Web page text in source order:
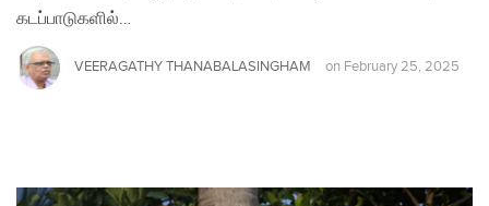
கடப்பாடுகளில்…
VEERAGATHY THANABALASINGHAM on February 25, 2025